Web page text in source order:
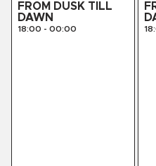
FROM DUSK TILL
DAWN
18:00 - 00:00